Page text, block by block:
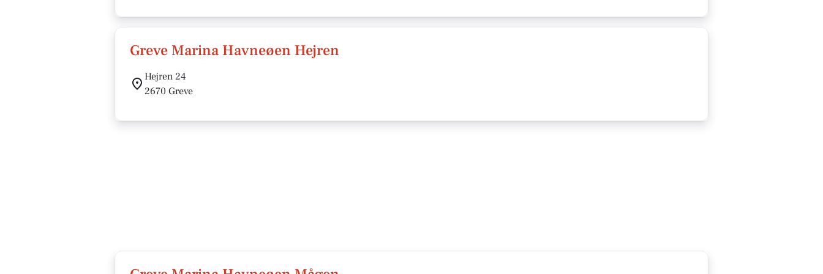
Greve Marina Havneøen Hejren
Hejren 24
2670 Greve